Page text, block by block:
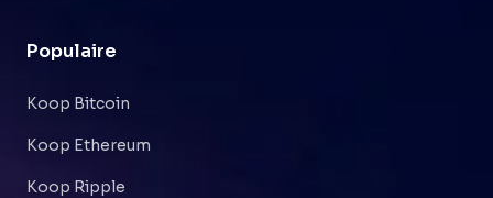
Populaire
Koop Bitcoin
Koop Ethereum
Koop Ripple